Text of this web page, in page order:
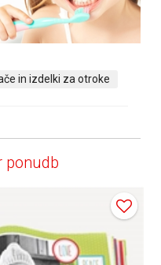
in izdelki za otroke
ponudb